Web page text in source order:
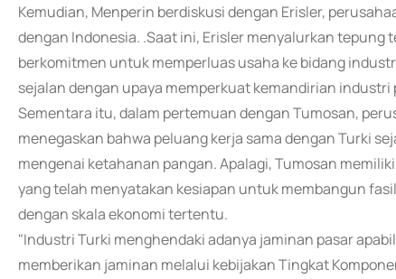
Kemudian, Menperin berdiskusi dengan Erisler,
dengan Indonesia. .Saat ini, Erisler menyalurkan
berkomitmen untuk memperluas usaha ke bidang
sejalan dengan upaya memperkuat kemandirian
Sementara itu, dalam pertemuan dengan Tumosan,
menegaskan bahwa peluang kerja sama dengan Turki
mengenai ketahanan pangan. Apalagi, Tumosan
yang telah menyatakan kesiapan untuk membangun
dengan skala ekonomi tertentu.
"Industri Turki menghendaki adanya jaminan pasar
memberikan jaminan melalui kebijakan Tingkat